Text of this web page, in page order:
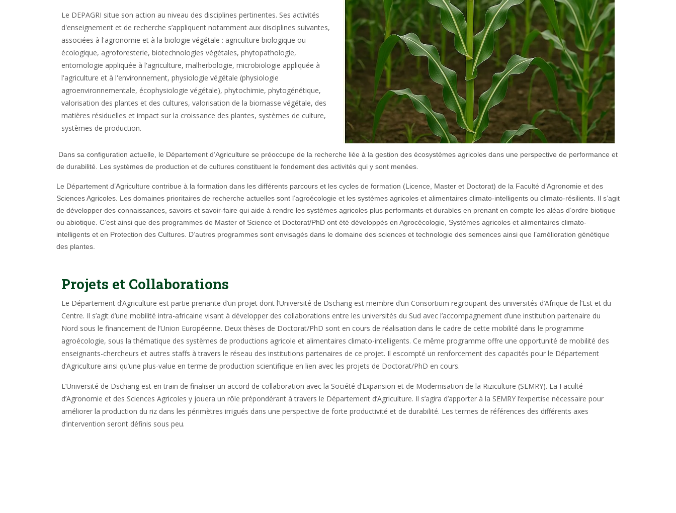
Le DEPAGRI situe son action au niveau des disciplines pertinentes. Ses activités
d'enseignement et de recherche s’appliquent notamment aux disciplines suivantes,
associées à l'agronomie et à la biologie végétale : agriculture biologique ou
écologique, agroforesterie, biotechnologies végétales, phytopathologie,
entomologie appliquée à l'agriculture, malherbologie, microbiologie appliquée à
l'agriculture et à l'environnement, physiologie végétale (physiologie
agroenvironnementale, écophysiologie végétale), phytochimie, phytogénétique,
valorisation des plantes et des cultures, valorisation de la biomasse végétale, des
matières résiduelles et impact sur la croissance des plantes, systèmes de culture,
systèmes de production.
Dans sa configuration actuelle, le Département d’Agriculture se préoccupe de la recherche liée à la gestion des écosystèmes agricoles dans une perspective de performance et
de durabilité. Les systèmes de production et de cultures constituent le fondement des activités qui y sont menées.
Le Département d’Agriculture contribue à la formation dans les différents parcours et les cycles de formation (Licence, Master et Doctorat) de la Faculté d’Agronomie et des
Sciences Agricoles. Les domaines prioritaires de recherche actuelles sont l’agroécologie et les systèmes agricoles et alimentaires climato-intelligents ou climato-résilients. Il s’agit
de développer des connaissances, savoirs et savoir-faire qui aide à rendre les systèmes agricoles plus performants et durables en prenant en compte les aléas d’ordre biotique
ou abiotique. C’est ainsi que des programmes de Master of Science et Doctorat/PhD ont été développés en Agrocécologie, Systèmes agricoles et alimentaires climato-
intelligents et en Protection des Cultures. D’autres programmes sont envisagés dans le domaine des sciences et technologie des semences ainsi que l’amélioration génétique
des plantes.
Projets et Collaborations
Le Département d’Agriculture est partie prenante d’un projet dont l’Université de Dschang est membre d’un Consortium regroupant des universités d’Afrique de l’Est et du
Centre. Il s’agit d’une mobilité intra-africaine visant à développer des collaborations entre les universités du Sud avec l’accompagnement d’une institution partenaire du
Nord sous le financement de l’Union Européenne. Deux thèses de Doctorat/PhD sont en cours de réalisation dans le cadre de cette mobilité dans le programme
agroécologie, sous la thématique des systèmes de productions agricole et alimentaires climato-intelligents. Ce même programme offre une opportunité de mobilité des
enseignants-chercheurs et autres staffs à travers le réseau des institutions partenaires de ce projet. Il escompté un renforcement des capacités pour le Département
d’Agriculture ainsi qu’une plus-value en terme de production scientifique en lien avec les projets de Doctorat/PhD en cours.
L’Université de Dschang est en train de finaliser un accord de collaboration avec la Société d’Expansion et de Modernisation de la Riziculture (SEMRY). La Faculté
d’Agronomie et des Sciences Agricoles y jouera un rôle prépondérant à travers le Département d’Agriculture. Il s’agira d’apporter à la SEMRY l’expertise nécessaire pour
améliorer la production du riz dans les périmètres irrigués dans une perspective de forte productivité et de durabilité. Les termes de références des différents axes
d’intervention seront définis sous peu.